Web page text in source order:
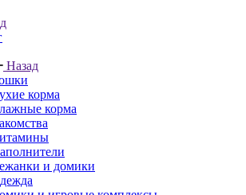
Назад
корма
корма
и домики